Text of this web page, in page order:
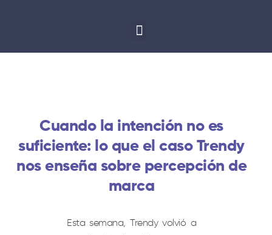
Cuando la intención no es
suficiente: lo que el caso Trendy
nos enseña sobre percepción de
marca
Esta semana, Trendy volvió a